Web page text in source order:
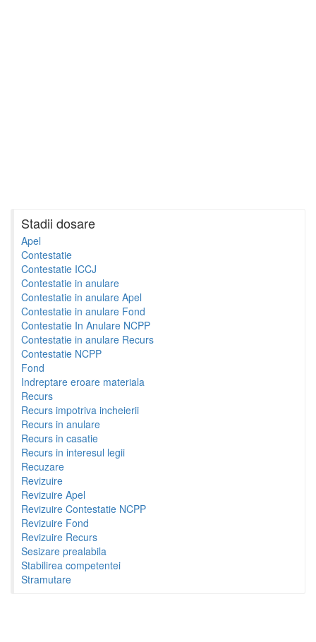
Stadii dosare
Apel
Contestatie
Contestatie ICCJ
Contestatie in anulare
Contestatie in anulare Apel
Contestatie in anulare Fond
Contestatie In Anulare NCPP
Contestatie in anulare Recurs
Contestatie NCPP
Fond
Indreptare eroare materiala
Recurs
Recurs impotriva incheierii
Recurs in anulare
Recurs in casatie
Recurs in interesul legii
Recuzare
Revizuire
Revizuire Apel
Revizuire Contestatie NCPP
Revizuire Fond
Revizuire Recurs
Sesizare prealabila
Stabilirea competentei
Stramutare